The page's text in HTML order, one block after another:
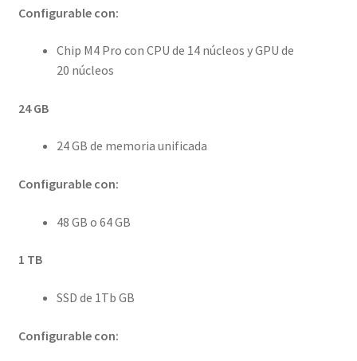
Configurable con:
Chip M4 Pro con CPU de 14 núcleos y GPU de
20 núcleos
24 GB
24 GB de memoria unificada
Configurable con:
48 GB o 64 GB
1 TB
SSD de 1Tb GB
Configurable con: